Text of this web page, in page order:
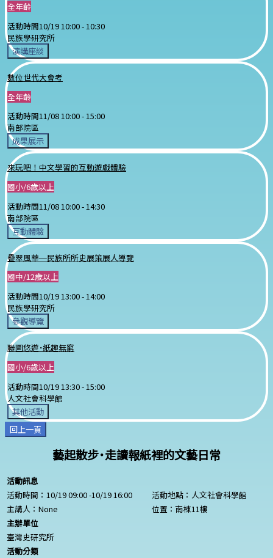
全年齡
活動時間10/19 10:00 -10:30
民族學研究所
演講座談
數位世代大會考
全年齡
活動時間11/08 10:00 -15:00
南部院區
成果展示
來玩吧！中文學習的互動遊戲體驗
國小/6歲以上
活動時間11/08 10:00 - 14:30
南部院區
互動體驗
疊翠風華─民族所所史展策展人導覽
國中/12歲以上
活動時間10/19 13:00 -14:00
民族學研究所
參觀導覽
聯圖悠遊˙紙趣無窮
國小/6歲以上
活動時間10/19 13:30 - 15:00
人文社會科學館
其他活動
回上一頁
藝起散步˙走讀報紙裡的文藝日常
活動訊息
活動時間：10/19 09:00 -10/19 16:00
活動地點：人文社會科學館
主講人： None
位置：南棟11樓
主辦單位
臺灣史研究所
活動分類